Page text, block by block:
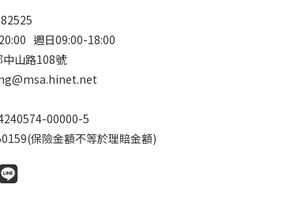
週日09:00-18:00
山路108號
00000-5
保險金額不等於理賠金額)